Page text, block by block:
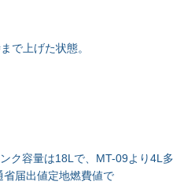
で上げた状態。
ク容量は18Lで、MT-09より4L多
届出値定地燃費値で